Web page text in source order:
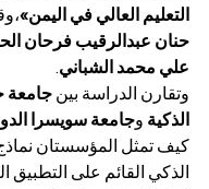
التعليم العالي في اليمن»
حنان عبدالرقيب فرحان
علي محمد الشباني
وتقارن الدراسة بين جامعة
الذكية وجامعة سويسرا
كيف تمثل المؤسستان نماذج
الذكي القائم على التطبيق